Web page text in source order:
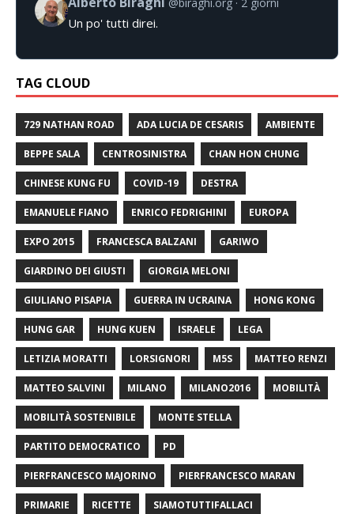
Un po' tutti direi.
TAG CLOUD
729 NATHAN ROAD ADA LUCIA DE CESARIS AMBIENTE
BEPPE SALA CENTROSINISTRA CHAN HON CHUNG
CHINESE KUNG FU COVID-19 DESTRA
EMANUELE FIANO ENRICO FEDRIGHINI EUROPA
EXPO 2015 FRANCESCA BALZANI GARIWO
GIARDINO DEI GIUSTI GIORGIA MELONI
GIULIANO PISAPIA GUERRA IN UCRAINA HONG KONG
HUNG GAR HUNG KUEN ISRAELE LEGA
LETIZIA MORATTI LORSIGNORI M5S MATTEO RENZI
MATTEO SALVINI MILANO MILANO2016 MOBILITÀ
MOBILITÀ SOSTENIBILE MONTE STELLA
PARTITO DEMOCRATICO PD
PIERFRANCESCO MAJORINO PIERFRANCESCO MARAN
PRIMARIE RICETTE SIAMOTUTTIFALLACI